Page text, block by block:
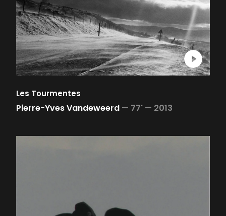
Les Tourmentes
Pierre-Yves Vandeweerd — 77' — 2013